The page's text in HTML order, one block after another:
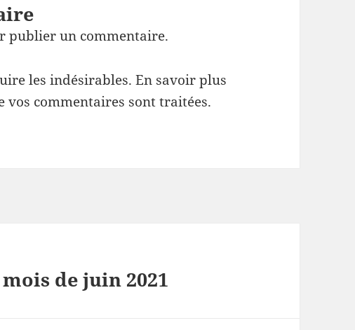
publier un commentaire.
les indésirables.En savoir plus
vos commentaires sont traitées.
de juin 2021